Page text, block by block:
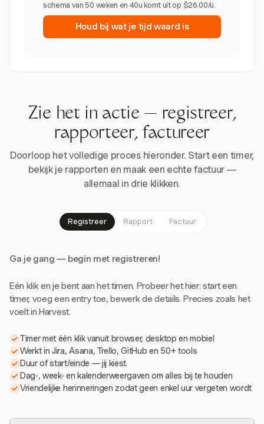
schema van 50 weken en 40u komt uit op $26.00/u.
Houd bij wat je tijd waard is
Zie het in actie — registreer,
rapporteer, factureer
Doorloop het volledige proces hieronder. Start een timer,
bekijk je rapporten en maak een echte factuur —
allemaal in drie klikken.
Registreer Rapport Factuur
Ga je gang — begin met registreren!
Eén klik en je bent aan het timen. Probeer het hier: start een
timer, voeg een entry toe, bewerk de details. Precies zoals het
voelt in Harvest.
Timer met één klik vanuit browser, desktop en mobiel
Werkt in Jira, Asana, Trello, GitHub en 50+ tools
Duur of start/einde — jij kiest
Dag-, week- en kalenderweergaven om alles bij te houden
Vriendelijke herinneringen zodat geen enkel uur vergeten wordt